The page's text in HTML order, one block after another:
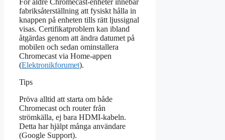
fabriksåterställning att fysiskt hålla in
knappen på enheten tills rätt ljussignal
visas. Certifikatproblem kan ibland
åtgärdas genom att ändra datumet på
mobilen och sedan ominstallera
Chromecast via Home-appen
(Elektronikforumet).
Tips
Pröva alltid att starta om både
Chromecast och router från
strömkälla, ej bara HDMI-kabeln.
Detta har hjälpt många användare
(Google Support).